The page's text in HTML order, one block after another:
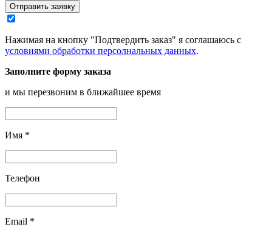
Отправить заявку
Нажимая на кнопку "Подтвердить заказ" я соглашаюсь с
условиями обработки персолнальных данных.
Заполните форму заказа
и мы перезвоним в ближайшее время
Имя *
Телефон
Email *